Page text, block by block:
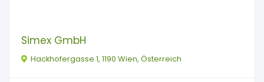
Simex GmbH
Hackhofergasse 1, 1190 Wien, Österreich